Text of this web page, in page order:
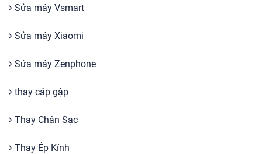
Sửa máy Vsmart
Sửa máy Xiaomi
Sửa máy Zenphone
thay cáp gập
Thay Chân Sạc
Thay Ép Kính